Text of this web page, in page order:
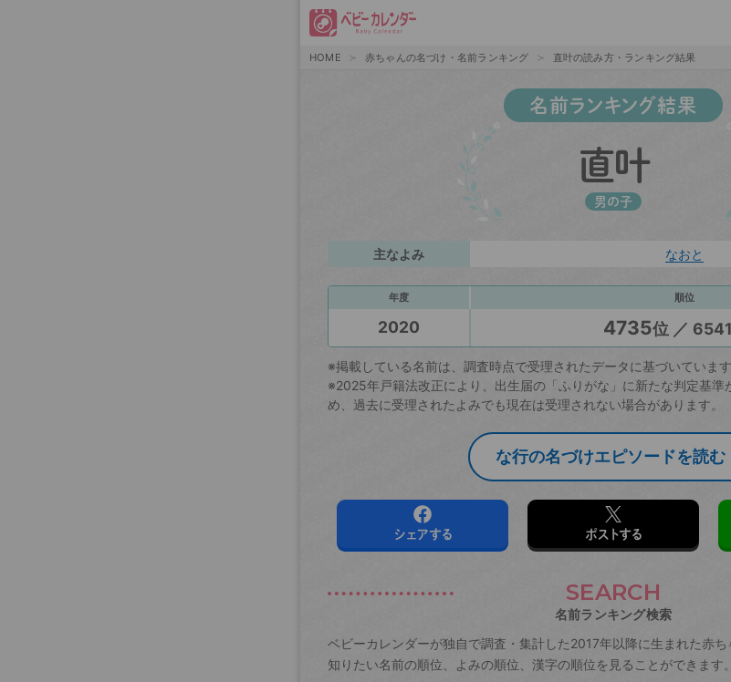
HOME 赤ちゃんの名づけ・名前ランキング 直叶の読み方・ランキング結果
名前ランキング結果
直叶
男の子
主なよみ なおと
年度 順位
2020 4735位 ／
※掲載している名前は、調査時点で受理されたデータに基づいています
※2025年戸籍法改正により、出生届の「ふりがな」に新たな判定基準
め、過去に受理されたよみでも現在は受理されない場合があります。
な行の名づけエピソードを読む
シェアする ポストする
SEARCH
名前ランキング検索
ベビーカレンダーが独自で調査・集計した2017年以降に生まれた赤ち
知りたい名前の順位、よみの順位、漢字の順位を見ることができます。